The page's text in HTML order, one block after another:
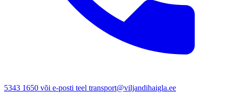
5343 1650 või e-posti teel transport@viljandihaigla.ee